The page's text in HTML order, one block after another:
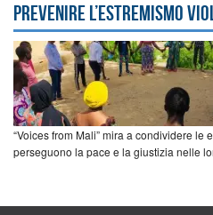
prevenire l’estremismo
“Voices from Mali” mira a condividere
perseguono la pace e la giustizia nelle